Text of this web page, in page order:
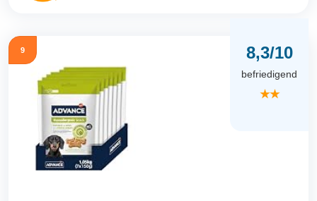
9 8,3/10
befriedigend
★★